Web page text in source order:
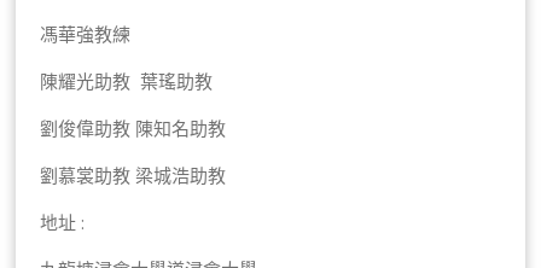
馮華強教練
陳耀光助教 葉瑤助教
劉俊偉助教 陳知名助教
劉慕裳助教 梁城浩助教
地址 :